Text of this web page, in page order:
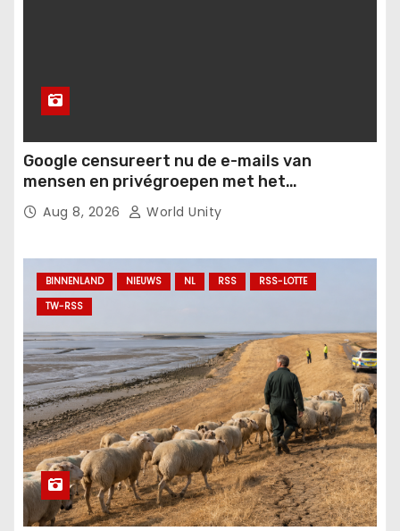
Google censureert nu de e-mails van
mensen en privégroepen met het
Orwelliaanse anti-“misinformatie”-plan.
Aug 8, 2026 World Unity
BINNENLAND NIEUWS NL RSS
RSS-LOTTE
TW-RSS